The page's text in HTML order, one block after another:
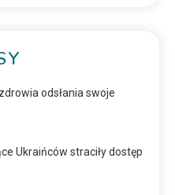
odsłania swoje
Ukraińców straciły dostęp